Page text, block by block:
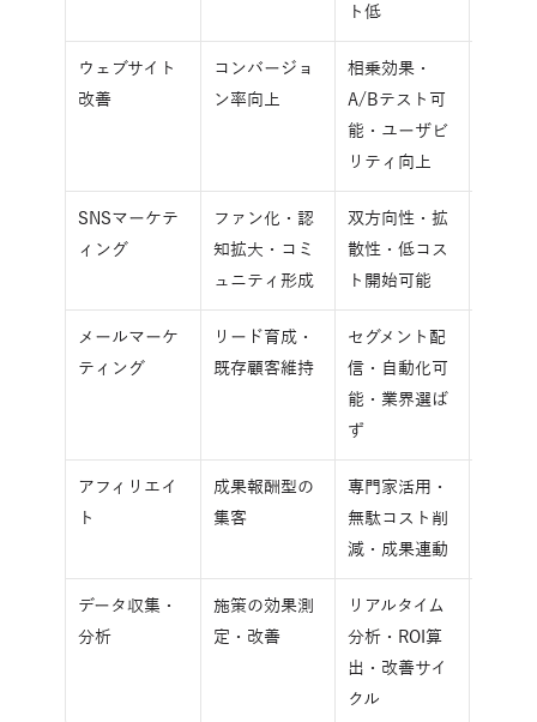
ト低
ウェブサイト
改善
コンバージョ
ン率向上
相乗効果・
A/Bテスト可
能・ユーザビ
リティ向上
SNSマーケテ
ィング
ファン化・認
知拡大・コミ
ュニティ形成
双方向性・拡
散性・低コス
ト開始可能
メールマーケ
ティング
リード育成・
既存顧客維持
セグメント配
信・自動化可
能・業界選ば
ず
アフィリエイ
ト
成果報酬型の
集客
専門家活用・
無駄コスト削
減・成果連動
データ収集・
分析
施策の効果測
定・改善
リアルタイム
分析・ROI算
出・改善サイ
クル